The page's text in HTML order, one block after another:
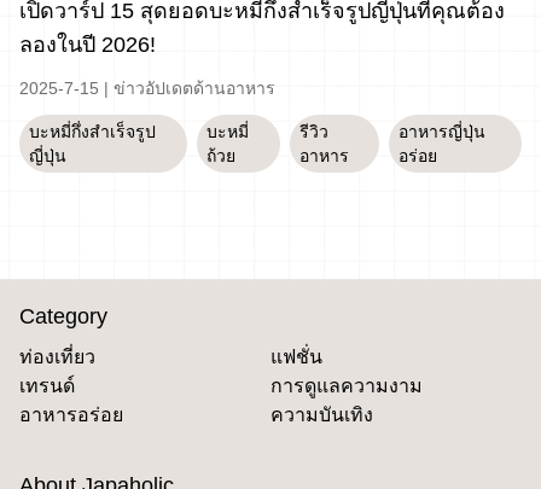
เปิดวาร์ป 15 สุดยอดบะหมี่กึ่งสำเร็จรูปญี่ปุ่นที่คุณต้อง
ลองในปี 2026!
2025-7-15 | ข่าวอัปเดตด้านอาหาร
บะหมี่กึ่งสำเร็จรูป
ญี่ปุ่น
บะหมี่
ถ้วย
รีวิว
อาหาร
อาหารญี่ปุ่น
อร่อย
Category
ท่องเที่ยว
แฟชั่น
เทรนด์
การดูแลความงาม
อาหารอร่อย
ความบันเทิง